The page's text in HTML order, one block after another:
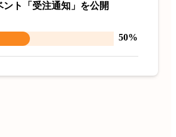
ント「受注通知」を公開
50%